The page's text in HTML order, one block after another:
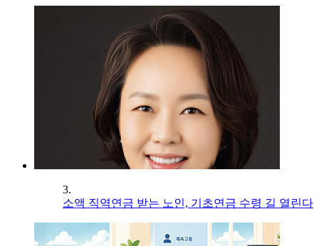
3.
소액 직역연금 받는 노인, 기초연금 수령 길 열린다